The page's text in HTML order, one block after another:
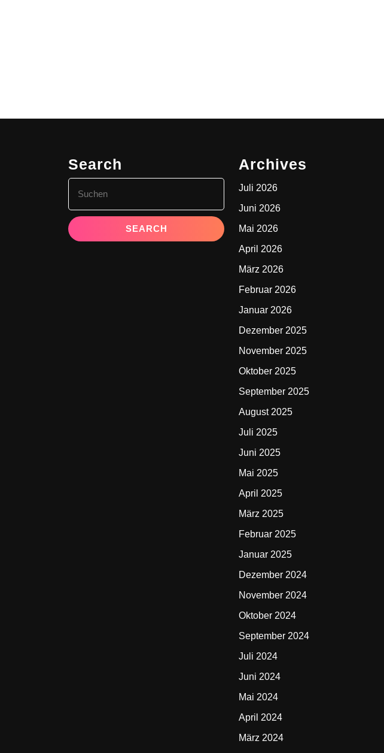
Search
for:
Archives
Juli 2026
Juni 2026
Mai 2026
April 2026
März 2026
Februar 2026
Januar 2026
Dezember 2025
November 2025
Oktober 2025
September 2025
August 2025
Juli 2025
Juni 2025
Mai 2025
April 2025
März 2025
Februar 2025
Januar 2025
Dezember 2024
November 2024
Oktober 2024
September 2024
Juli 2024
Juni 2024
Mai 2024
April 2024
März 2024